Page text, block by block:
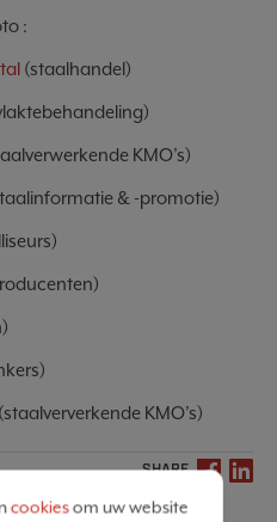
:
(staalhandel)
KMO’s)
& -promotie)
KMO’s)
SHARE
cookiesom uw website